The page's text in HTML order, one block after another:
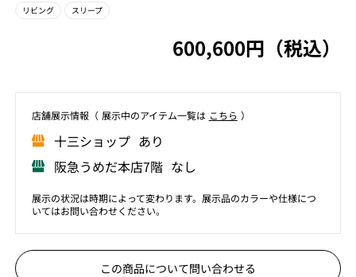
リビング スリープ
600,600円（税込）
店舗展⽰情報（ 展⽰中のアイテム⼀覧は こちら ）
⼗三ショップ あり
阪急うめだ本店7階 なし
展示の状況は時期によって変わります。展示品のカラーや仕様につ
いてはお問い合わせください。
この商品について問い合わせる